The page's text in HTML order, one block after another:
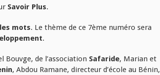
Savoir Plus.
mots. Le thème de ce 7ème numéro sera
.
de l’association Safaride, Marian et
, Abdou Ramane, directeur d’école au Bénin,